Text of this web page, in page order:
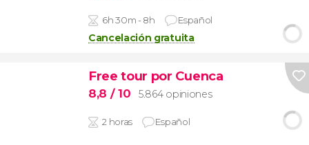
6h 30m - 8h Español
Cancelación gratuita
Free tour por Cuenca
8,8 / 10 5.864 opiniones
2 horas Español